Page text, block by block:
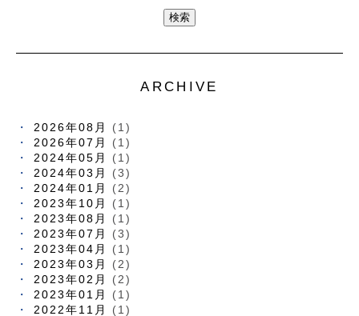
ARCHIVE
2026年08月
(1)
2026年07月
(1)
2024年05月
(1)
2024年03月
(3)
2024年01月
(2)
2023年10月
(1)
2023年08月
(1)
2023年07月
(3)
2023年04月
(1)
2023年03月
(2)
2023年02月
(2)
2023年01月
(1)
2022年11月
(1)